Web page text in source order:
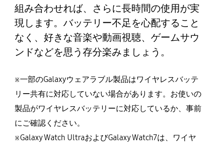
組み合わせれば、さらに長時間の使用が実
現します。バッテリー不足を心配すること
なく、好きな音楽や動画視聴、ゲームサウ
ンドなどを思う存分楽みましょう。
※一部のGalaxyウェアラブル製品はワイヤレスバッテ
リー共有に対応していない場合があります。お使いの
製品がワイヤレスバッテリーに対応しているか、事前
にご確認ください。
※Galaxy Watch UltraおよびGalaxy Watch7は、ワイヤ